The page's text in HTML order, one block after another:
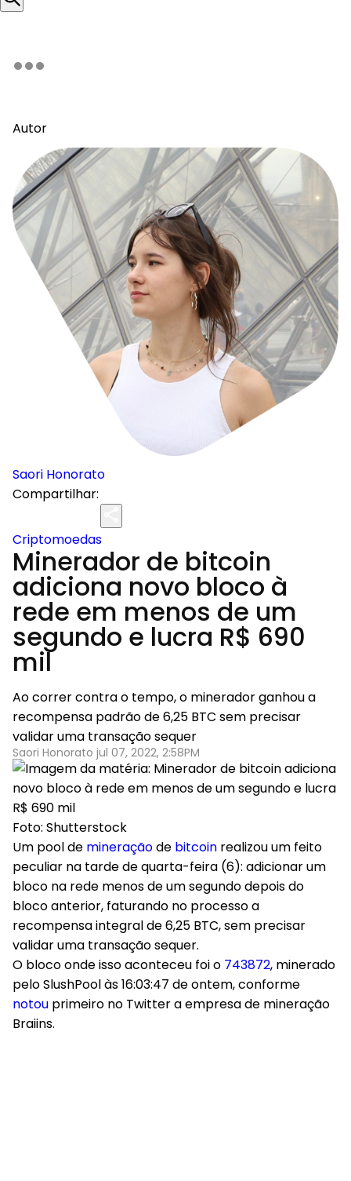
Autor
Saori Honorato
Compartilhar:
Criptomoedas
Minerador de bitcoin
adiciona novo bloco à
rede em menos de um
segundo e lucra R$ 690
mil
Ao correr contra o tempo, o minerador ganhou a
recompensa padrão de 6,25 BTC sem precisar
validar uma transação sequer
Saori Honorato jul 07, 2022, 2:58PM
Foto: Shutterstock
Um pool de mineraçãode bitcoin realizou um feito
peculiar na tarde de quarta-feira (6): adicionar um
bloco na rede menos de um segundo depois do
bloco anterior, faturando no processo a
recompensa integral de 6,25 BTC, sem precisar
validar uma transação sequer.
O bloco onde isso aconteceu foi o 743872, minerado
pelo SlushPool às 16:03:47 de ontem, conforme
notou primeiro no Twitter a empresa de mineração
Braiins.